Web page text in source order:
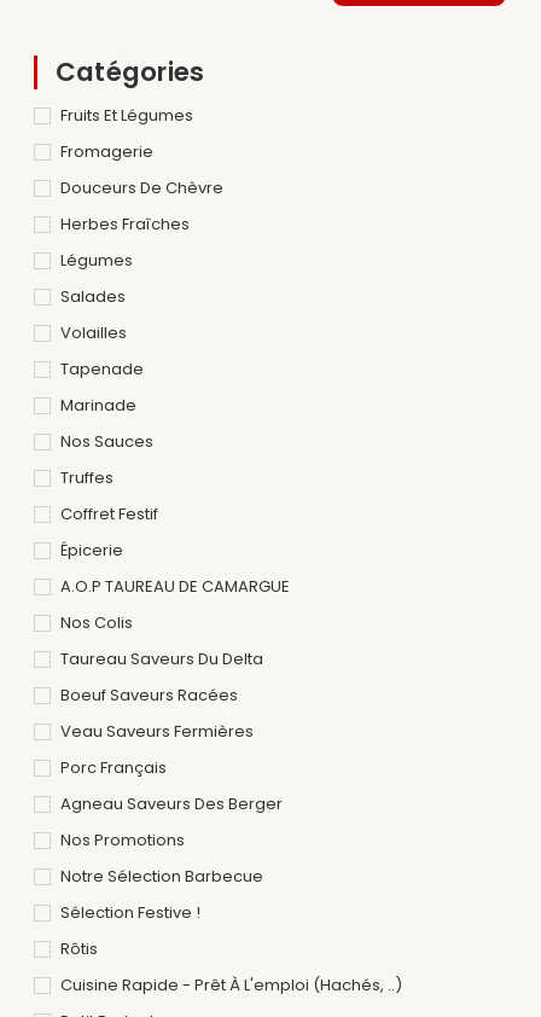
Catégories
Fruits Et Légumes
Fromagerie
Douceurs De Chèvre
Herbes Fraîches
Légumes
Salades
Volailles
Tapenade
Marinade
Nos Sauces
Truffes
Coffret Festif
Épicerie
A.O.P TAUREAU DE CAMARGUE
Nos Colis
Taureau Saveurs Du Delta
Boeuf Saveurs Racées
Veau Saveurs Fermières
Porc Français
Agneau Saveurs Des Berger
Nos Promotions
Notre Sélection Barbecue
Sélection Festive !
Rôtis
Cuisine Rapide - Prêt À L'emploi (hachés, ..)